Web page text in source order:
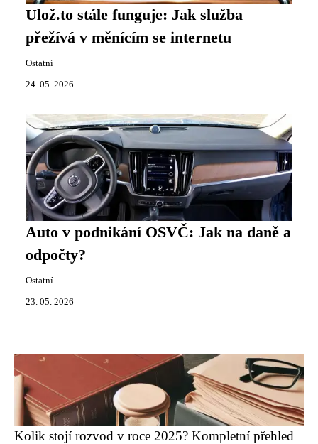
Ulož.to stále funguje: Jak služba
přežívá v měnícím se internetu
Ostatní
24. 05. 2026
Auto v podnikání OSVČ: Jak na daně a
odpočty?
Ostatní
23. 05. 2026
Kolik stojí rozvod v roce 2025? Kompletní přehled